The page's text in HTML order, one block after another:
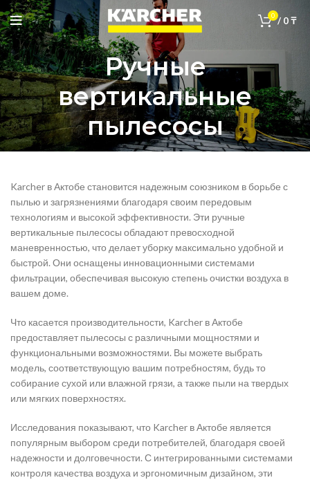
0 / 0₸
Ручные
вертикальные
пылесосы
Karcher в Актобе становится надежным союзником в борьбе с
пылью и загрязнениями благодаря своим передовым
технологиям и высокой эффективности. Эти ручные
вертикальные пылесосы обладают превосходной
маневренностью, что делает уборку максимально удобной и
быстрой. Они оснащены инновационными системами
фильтрации, обеспечивая высокую степень очистки воздуха в
вашем доме.
Что касается производительности, Karcher в Актобе
предоставляет пылесосы с различными мощностями и
функциональными возможностями. Вы можете выбрать
модель, соответствующую вашим потребностям, будь то
собирание сухой или влажной грязи, а также пыли на твердых
или мягких поверхностях.
Исследования показывают, что Karcher в Актобе является
популярным выбором среди потребителей, благодаря своей
надежности и долговечности. С интегрированными системами
контроля качества воздуха и эргономичным дизайном, эти